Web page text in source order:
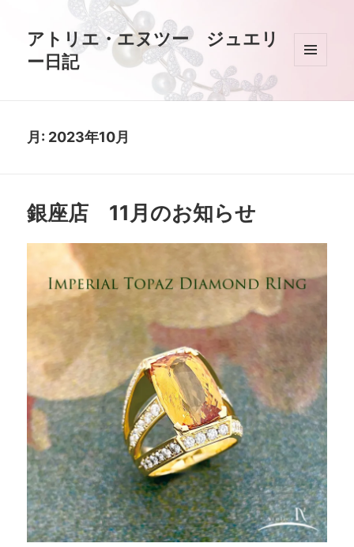
アトリエ・エヌツー ジュエリ
ー日記
ィジェ
月: 2023年10月
銀座店 11月のお知らせ